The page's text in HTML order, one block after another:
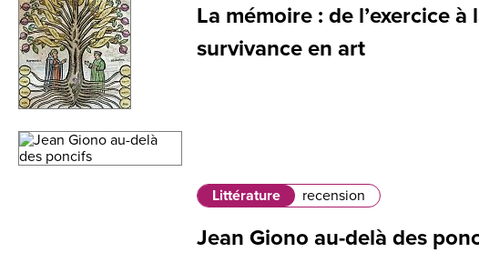
La mémoire : de l’exercice à
survivance en art
Littérature recension
Jean Giono au-delà des